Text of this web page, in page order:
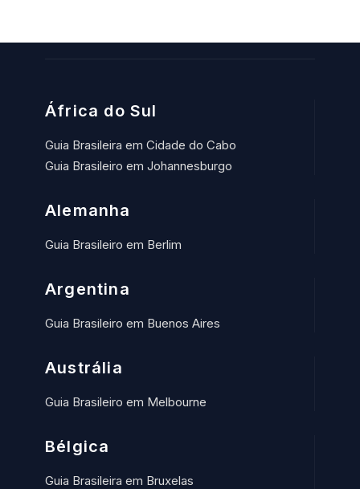
África do Sul
Guia Brasileira em Cidade do Cabo
Guia Brasileiro em Johannesburgo
Alemanha
Guia Brasileiro em Berlim
Argentina
Guia Brasileiro em Buenos Aires
Austrália
Guia Brasileiro em Melbourne
Bélgica
Guia Brasileira em Bruxelas